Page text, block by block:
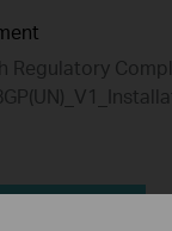
Regulatory